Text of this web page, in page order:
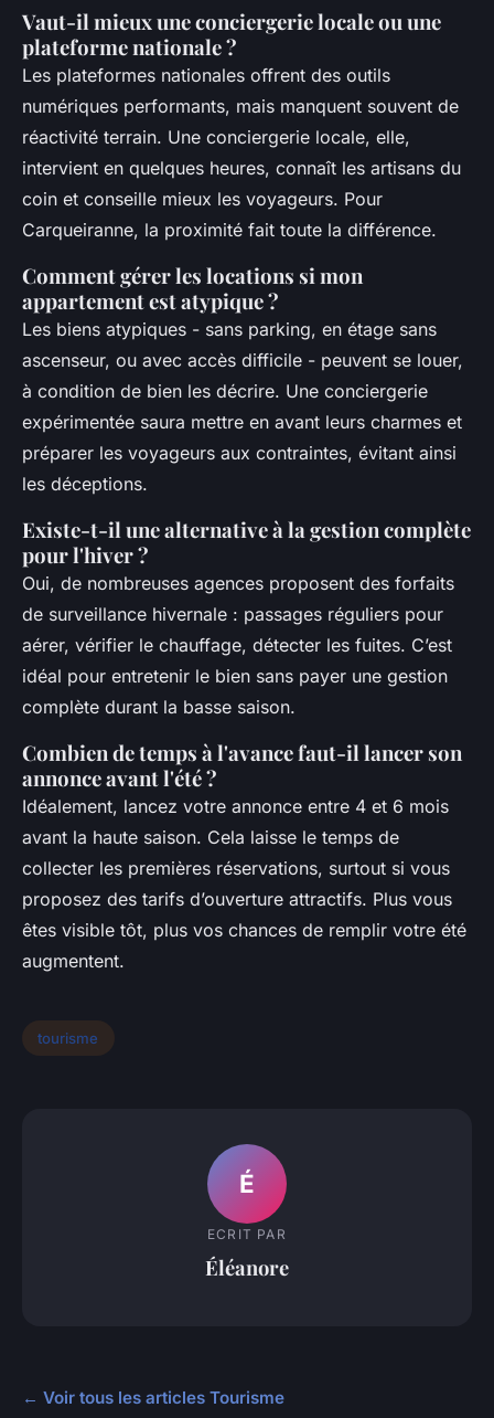
Vaut-il mieux une conciergerie locale ou une
plateforme nationale ?
Les plateformes nationales offrent des outils
numériques performants, mais manquent souvent de
réactivité terrain. Une conciergerie locale, elle,
intervient en quelques heures, connaît les artisans du
coin et conseille mieux les voyageurs. Pour
Carqueiranne, la proximité fait toute la différence.
Comment gérer les locations si mon
appartement est atypique ?
Les biens atypiques - sans parking, en étage sans
ascenseur, ou avec accès difficile - peuvent se louer,
à condition de bien les décrire. Une conciergerie
expérimentée saura mettre en avant leurs charmes et
préparer les voyageurs aux contraintes, évitant ainsi
les déceptions.
Existe-t-il une alternative à la gestion complète
pour l'hiver ?
Oui, de nombreuses agences proposent des forfaits
de surveillance hivernale : passages réguliers pour
aérer, vérifier le chauffage, détecter les fuites. C’est
idéal pour entretenir le bien sans payer une gestion
complète durant la basse saison.
Combien de temps à l'avance faut-il lancer son
annonce avant l'été ?
Idéalement, lancez votre annonce entre 4 et 6 mois
avant la haute saison. Cela laisse le temps de
collecter les premières réservations, surtout si vous
proposez des tarifs d’ouverture attractifs. Plus vous
êtes visible tôt, plus vos chances de remplir votre été
augmentent.
tourisme
É
ECRIT PAR
Éléanore
← Voir tous les articles Tourisme